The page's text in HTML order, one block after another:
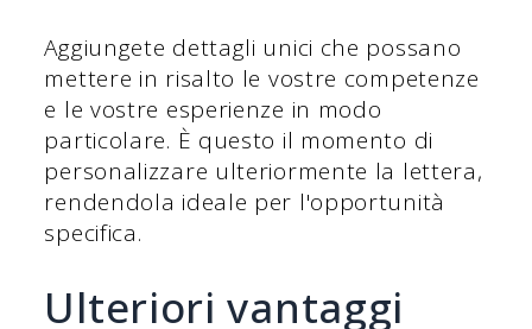
Aggiungete dettagli unici che possano
mettere in risalto le vostre competenze
e le vostre esperienze in modo
particolare. È questo il momento di
personalizzare ulteriormente la lettera,
rendendola ideale per l'opportunità
specifica.
Ulteriori vantaggi